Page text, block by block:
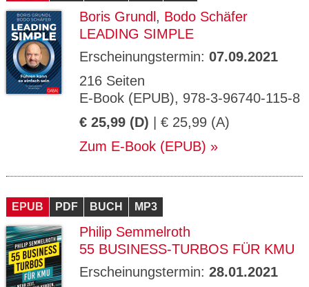
Boris Grundl , Bodo Schäfer
LEADING SIMPLE
Erscheinungstermin: 07.09.2021
216 Seiten
E-Book (EPUB), 978-3-96740-115-8
€ 25,99 (D) | € 25,99 (A)
Zum E-Book (EPUB)
EPUB PDF BUCH MP3
Philip Semmelroth
55 BUSINESS-TURBOS FÜR KMU
Erscheinungstermin: 28.01.2021